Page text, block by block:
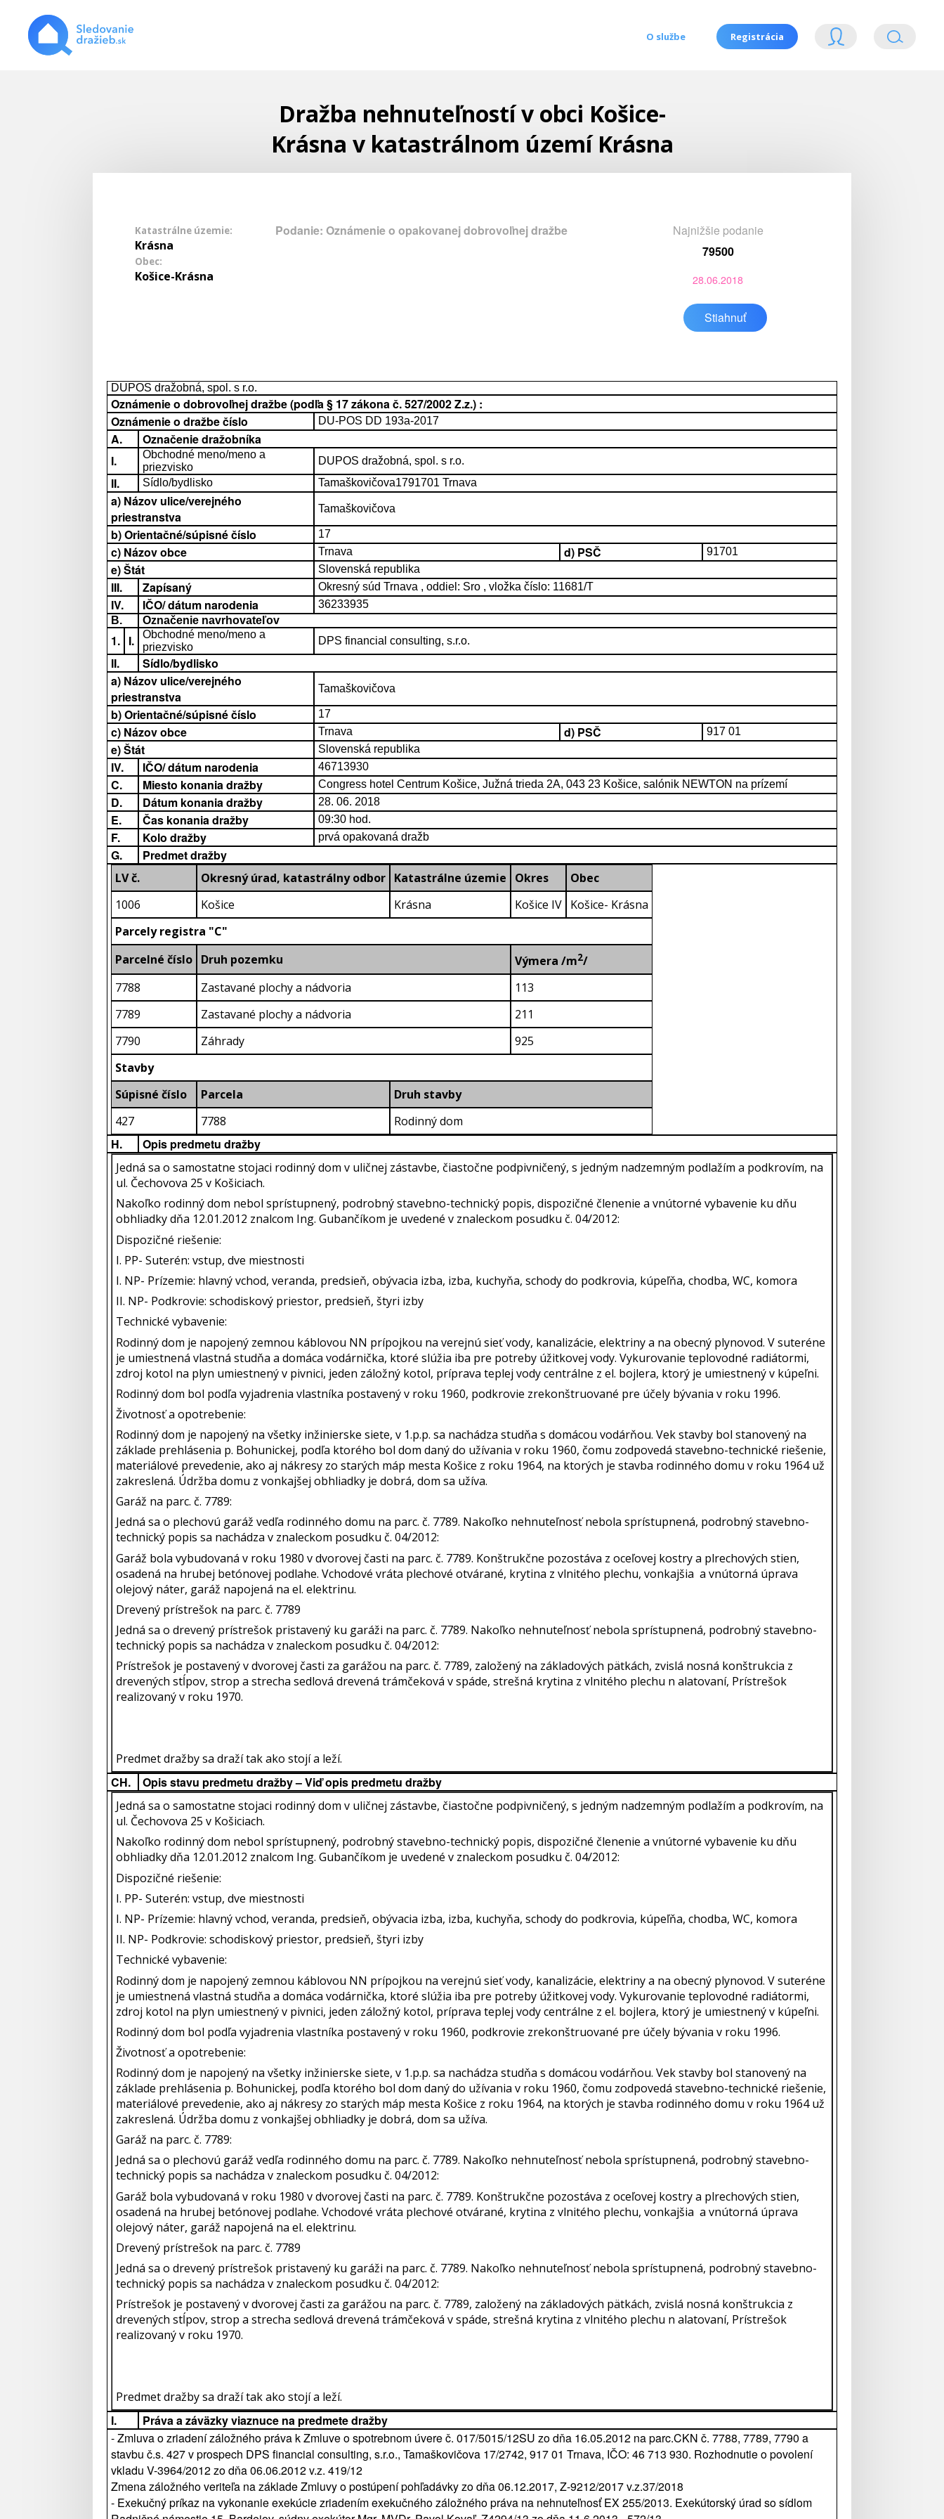
O službe Registrácia
Dražba nehnuteľností v obci Košice-
Krásna v katastrálnom území Krásna
Katastrálne územie:
Krásna
Obec:
Košice-Krásna
Podanie: Oznámenie o opakovanej dobrovoľnej dražbe
Najnižšie podanie
79500
28.06.2018
Stiahnuť
DUPOS dražobná, spol. s r.o.
Oznámenie o dobrovoľnej dražbe (podľa § 17 zákona č. 527/2002 Z.z.) :
Oznámenie o dražbe číslo
DU-POS DD 193a-2017
A.
Označenie dražobníka
I.
Obchodné meno/meno a
priezvisko
DUPOS dražobná, spol. s r.o.
II. Sídlo/bydlisko Tamaškovičova1791701 Trnava
a) Názov ulice/verejného
priestranstva
Tamaškovičova
b) Orientačné/súpisné číslo 17
c) Názov obce Trnava d) PSČ 91701
e) Štát Slovenská republika
III. Zapísaný Okresný súd Trnava , oddiel: Sro , vložka číslo: 11681/T
IV. IČO/ dátum narodenia
36233935
B.
Označenie navrhovateľov
1. I.
Obchodné meno/meno a
priezvisko
DPS financial consulting, s.r.o.
II.
Sídlo/bydlisko
a) Názov ulice/verejného
priestranstva
Tamaškovičova
b) Orientačné/súpisné číslo 17
c) Názov obce Trnava d) PSČ 917 01
e) Štát Slovenská republika
IV. IČO/ dátum narodenia 46713930
C. Miesto konania dražby Congress hotel Centrum Košice, Južná trieda 2A, 043 23 Košice, salónik NEWTON na prízemí
D. Dátum konania dražby 28. 06. 2018
E. Čas konania dražby 09:30 hod.
F. Kolo dražby prvá opakovaná dražb
G. Predmet dražby
LV č. Okresný úrad, katastrálny odbor Katastrálne územie Okres
Obec
1006
Košice Krásna Košice IV Košice- Krásna
Parcely registra "C"
Parcelné číslo Druh pozemku Výmera /m2/
7788
Zastavané plochy a nádvoria
113
7789
Zastavané plochy a nádvoria
211
7790
Záhrady
925
Stavby
Súpisné číslo
Parcela
Druh stavby
427
7788 Rodinný dom
H. Opis predmetu dražby
Jedná sa o samostatne stojaci rodinný dom v uličnej zástavbe, čiastočne podpivničený, s jedným nadzemným podlažím a podkrovím, na
ul. Čechovova 25 v Košiciach.
Nakoľko rodinný dom nebol sprístupnený, podrobný stavebno-technický popis, dispozičné členenie a vnútorné vybavenie ku dňu
obhliadky dňa 12.01.2012 znalcom Ing. Gubančíkom je uvedené v znaleckom posudku č. 04/2012:
Dispozičné riešenie:
I. PP- Suterén: vstup, dve miestnosti
I. NP- Prízemie: hlavný vchod, veranda, predsieň, obývacia izba, izba, kuchyňa, schody do podkrovia, kúpeľňa, chodba, WC, komora
II. NP- Podkrovie: schodiskový priestor, predsieň, štyri izby
Technické vybavenie:
Rodinný dom je napojený zemnou káblovou NN prípojkou na verejnú sieť vody, kanalizácie, elektriny a na obecný plynovod. V suteréne
je umiestnená vlastná studňa a domáca vodárnička, ktoré slúžia iba pre potreby úžitkovej vody. Vykurovanie teplovodné radiátormi,
zdroj kotol na plyn umiestnený v pivnici, jeden záložný kotol, príprava teplej vody centrálne z el. bojlera, ktorý je umiestnený v kúpeľni.
Rodinný dom bol podľa vyjadrenia vlastníka postavený v roku 1960, podkrovie zrekonštruované pre účely bývania v roku 1996.
Životnosť a opotrebenie:
Rodinný dom je napojený na všetky inžinierske siete, v 1.p.p. sa nachádza studňa s domácou vodárňou. Vek stavby bol stanovený na
základe prehlásenia p. Bohunickej, podľa ktorého bol dom daný do užívania v roku 1960, čomu zodpovedá stavebno-technické riešenie,
materiálové prevedenie, ako aj nákresy zo starých máp mesta Košice z roku 1964, na ktorých je stavba rodinného domu v roku 1964 už
zakreslená. Údržba domu z vonkajšej obhliadky je dobrá, dom sa užíva.
Garáž na parc. č. 7789:
Jedná sa o plechovú garáž vedľa rodinného domu na parc. č. 7789. Nakoľko nehnuteľnosť nebola sprístupnená, podrobný stavebno-
technický popis sa nachádza v znaleckom posudku č. 04/2012:
Garáž bola vybudovaná v roku 1980 v dvorovej časti na parc. č. 7789. Konštrukčne pozostáva z oceľovej kostry a plrechových stien,
osadená na hrubej betónovej podlahe. Vchodové vráta plechové otvárané, krytina z vlnitého plechu, vonkajšia a vnútorná úprava
olejový náter, garáž napojená na el. elektrinu.
Drevený prístrešok na parc. č. 7789
Jedná sa o drevený prístrešok pristavený ku garáži na parc. č. 7789. Nakoľko nehnuteľnosť nebola sprístupnená, podrobný stavebno-
technický popis sa nachádza v znaleckom posudku č. 04/2012:
Prístrešok je postavený v dvorovej časti za garážou na parc. č. 7789, založený na základových pätkách, zvislá nosná konštrukcia z
drevených stĺpov, strop a strecha sedlová drevená trámčeková v spáde, strešná krytina z vlnitého plechu n alatovaní, Prístrešok
realizovaný v roku 1970.
Predmet dražby sa draží tak ako stojí a leží.
CH. Opis stavu predmetu dražby – Viď opis predmetu dražby
Jedná sa o samostatne stojaci rodinný dom v uličnej zástavbe, čiastočne podpivničený, s jedným nadzemným podlažím a podkrovím, na
ul. Čechovova 25 v Košiciach.
Nakoľko rodinný dom nebol sprístupnený, podrobný stavebno-technický popis, dispozičné členenie a vnútorné vybavenie ku dňu
obhliadky dňa 12.01.2012 znalcom Ing. Gubančíkom je uvedené v znaleckom posudku č. 04/2012:
Dispozičné riešenie:
I. PP- Suterén: vstup, dve miestnosti
I. NP- Prízemie: hlavný vchod, veranda, predsieň, obývacia izba, izba, kuchyňa, schody do podkrovia, kúpeľňa, chodba, WC, komora
II. NP- Podkrovie: schodiskový priestor, predsieň, štyri izby
Technické vybavenie:
Rodinný dom je napojený zemnou káblovou NN prípojkou na verejnú sieť vody, kanalizácie, elektriny a na obecný plynovod. V suteréne
je umiestnená vlastná studňa a domáca vodárnička, ktoré slúžia iba pre potreby úžitkovej vody. Vykurovanie teplovodné radiátormi,
zdroj kotol na plyn umiestnený v pivnici, jeden záložný kotol, príprava teplej vody centrálne z el. bojlera, ktorý je umiestnený v kúpeľni.
Rodinný dom bol podľa vyjadrenia vlastníka postavený v roku 1960, podkrovie zrekonštruované pre účely bývania v roku 1996.
Životnosť a opotrebenie:
Rodinný dom je napojený na všetky inžinierske siete, v 1.p.p. sa nachádza studňa s domácou vodárňou. Vek stavby bol stanovený na
základe prehlásenia p. Bohunickej, podľa ktorého bol dom daný do užívania v roku 1960, čomu zodpovedá stavebno-technické riešenie,
materiálové prevedenie, ako aj nákresy zo starých máp mesta Košice z roku 1964, na ktorých je stavba rodinného domu v roku 1964 už
zakreslená. Údržba domu z vonkajšej obhliadky je dobrá, dom sa užíva.
Garáž na parc. č. 7789:
Jedná sa o plechovú garáž vedľa rodinného domu na parc. č. 7789. Nakoľko nehnuteľnosť nebola sprístupnená, podrobný stavebno-
technický popis sa nachádza v znaleckom posudku č. 04/2012:
Garáž bola vybudovaná v roku 1980 v dvorovej časti na parc. č. 7789. Konštrukčne pozostáva z oceľovej kostry a plrechových stien,
osadená na hrubej betónovej podlahe. Vchodové vráta plechové otvárané, krytina z vlnitého plechu, vonkajšia a vnútorná úprava
olejový náter, garáž napojená na el. elektrinu.
Drevený prístrešok na parc. č. 7789
Jedná sa o drevený prístrešok pristavený ku garáži na parc. č. 7789. Nakoľko nehnuteľnosť nebola sprístupnená, podrobný stavebno-
technický popis sa nachádza v znaleckom posudku č. 04/2012:
Prístrešok je postavený v dvorovej časti za garážou na parc. č. 7789, založený na základových pätkách, zvislá nosná konštrukcia z
drevených stĺpov, strop a strecha sedlová drevená trámčeková v spáde, strešná krytina z vlnitého plechu n alatovaní, Prístrešok
realizovaný v roku 1970.
Predmet dražby sa draží tak ako stojí a leží.
I.
Práva a záväzky viaznuce na predmete dražby
- Zmluva o zriadení záložného práva k Zmluve o spotrebnom úvere č. 017/5015/12SU zo dňa 16.05.2012 na parc.CKN č. 7788, 7789, 7790 a
stavbu č.s. 427 v prospech DPS financial consulting, s.r.o., Tamaškovičova 17/2742, 917 01 Trnava, IČO: 46 713 930. Rozhodnutie o povolení
vkladu V-3964/2012 zo dňa 06.06.2012 v.z. 419/12
Zmena záložného veriteľa na základe Zmluvy o postúpení pohľadávky zo dňa 06.12.2017, Z-9212/2017 v.z.37/2018
- Exekučný príkaz na vykonanie exekúcie zriadením exekučného záložného práva na nehnuteľnosť EX 255/2013. Exekútorský úrad so sídlom